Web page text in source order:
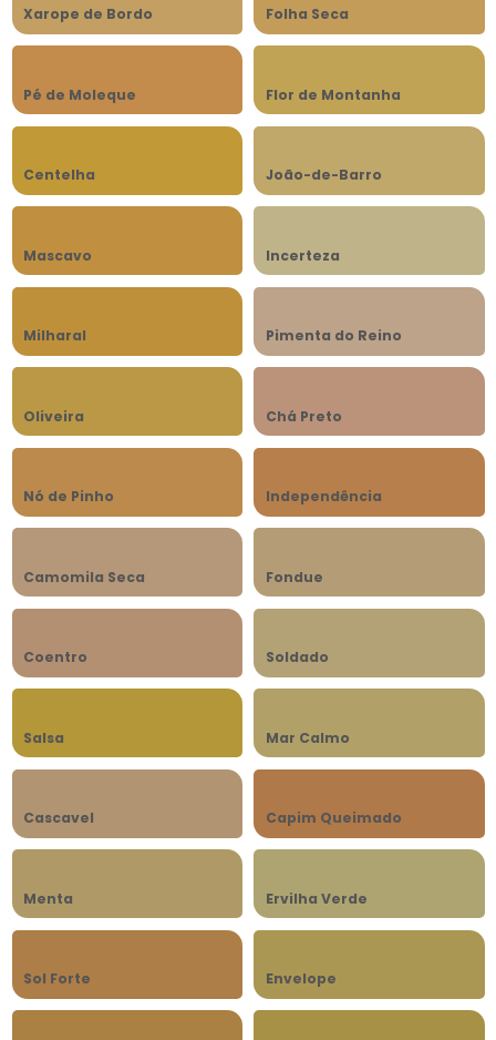
Xarope de Bordo Folha Seca
Pé de Moleque Flor de Montanha
Centelha João-de-Barro
Mascavo Incerteza
Milharal Pimenta do Reino
Oliveira Chá Preto
Nó de Pinho Independência
Camomila Seca Fondue
Coentro Soldado
Salsa Mar Calmo
Cascavel Capim Queimado
Menta Ervilha Verde
Sol Forte Envelope